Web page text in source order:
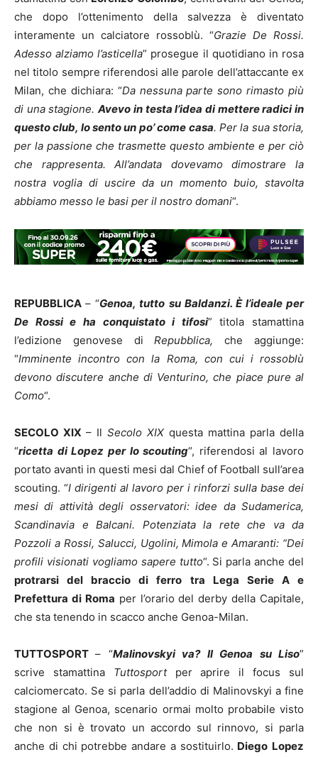
che dopo l’ottenimento della salvezza è diventato
interamente un calciatore rossoblù. “Grazie De Rossi.
Adesso alziamo l’asticella” prosegue il quotidiano in rosa
nel titolo sempre riferendosi alle parole dell’attaccante ex
Milan, che dichiara: “Da nessuna parte sono rimasto più
di una stagione.Avevo in testa l’idea di mettere radici in
questo club, lo sento un po’ come casa. Per la sua storia,
per la passione che trasmette questo ambiente e per ciò
che rappresenta. All’andata dovevamo dimostrare la
nostra voglia di uscire da un momento buio, stavolta
abbiamo messo le basi per il nostro domani“.
REPUBBLICA– “Genoa, tutto su Baldanzi. È l’ideale per
De Rossi e ha conquistato i tifosi” titola stamattina
l’edizione genovese diRepubblica,che aggiunge:
“Imminente incontro con la Roma, con cui i rossoblù
devono discutere anche di Venturino, che piace pure al
Como“.
SECOLO XIX – Il Secolo XIX questa mattina parla della
“ricetta di Lopez per lo scouting“, riferendosi al lavoro
portato avanti in questi mesi dal Chief of Football sull’area
scouting. “I dirigenti al lavoro per i rinforzi sulla base dei
mesi di attività degli osservatori: idee da Sudamerica,
Scandinavia e Balcani. Potenziata la rete che va da
Pozzoli a Rossi, Salucci, Ugolini, Mimola e Amaranti: “Dei
profili visionati vogliamo sapere tutto“. Si parla anche del
protrarsi del braccio di ferro tra Lega Serie A e
Prefettura di Roma per l’orario del derby della Capitale,
che sta tenendo in scacco anche Genoa-Milan.
TUTTOSPORT– “Malinovskyi va? Il Genoa su Liso”
scrive stamattina Tuttosportper aprire il focus sul
calciomercato. Se si parla dell’addio di Malinovskyi a fine
stagione al Genoa, scenario ormai molto probabile visto
che non si è trovato un accordo sul rinnovo, si parla
anche di chi potrebbe andare a sostituirlo. Diego Lopez